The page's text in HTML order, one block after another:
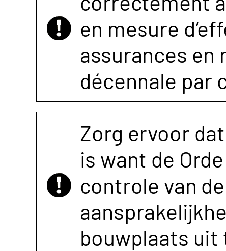
en mesure
assurances
décennale par
Zorg ervoor
is want de
controle van
bouwplaats uit